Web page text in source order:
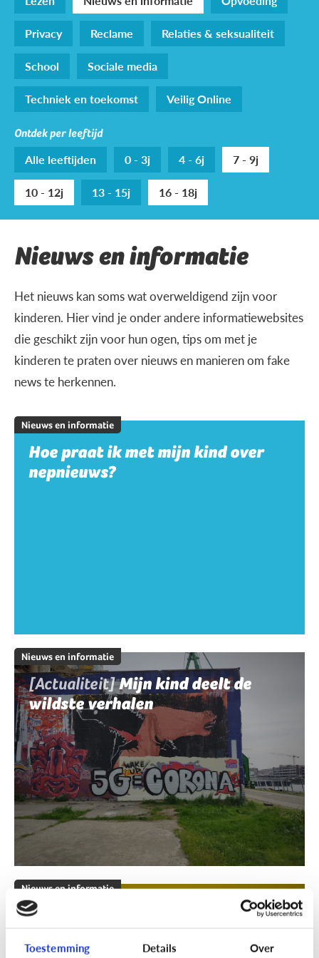
Toestemming Details Over
Privacy
Reclame
Relaties & seksualiteit
School
Sociale media
Techniek en toekomst
Veilig Online
Ontdek per leeftijd
Alle leeftijden 0 - 3j 4 - 6j
7 - 9j
10 - 12j
13 - 15j 16 - 18j
Nieuws en informatie
Het nieuws kan soms wat overweldigend zijn voor
kinderen. Hier vind je onder andere informatiewebsites
die geschikt zijn voor hun ogen, tips om met je
kinderen te praten over nieuws en manieren om fake
news te herkennen.
Nieuws en informatie
Hoe praat ik met mijn kind over
nepnieuws?
Nieuws en informatie
[Actualiteit]Mijn kind deelt de
wildste verhalen
Nieuws en informatie
[Klik & Print]